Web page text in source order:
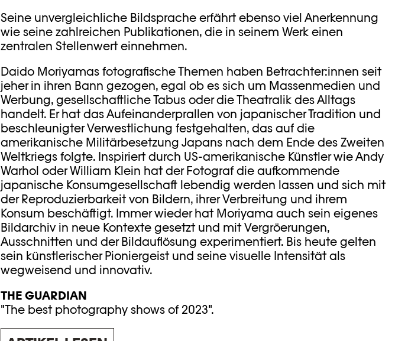
Seine unvergleichliche Bildsprache erfährt ebenso viel Anerkennung
wie seine zahlreichen Publikationen, die in seinem Werk einen
zentralen Stellenwert einnehmen.
Daido Moriyamas fotografische Themen haben Betrachter:innen seit
jeher in ihren Bann gezogen, egal ob es sich um Massenmedien und
Werbung, gesellschaftliche Tabus oder die Theatralik des Alltags
handelt. Er hat das Aufeinanderprallen von japanischer Tradition und
beschleunigter Verwestlichung festgehalten, das auf die
amerikanische Militärbesetzung Japans nach dem Ende des Zweiten
Weltkriegs folgte. Inspiriert durch US-amerikanische Künstler wie Andy
Warhol oder William Klein hat der Fotograf die aufkommende
japanische Konsumgesellschaft lebendig werden lassen und sich mit
der Reproduzierbarkeit von Bildern, ihrer Verbreitung und ihrem
Konsum beschäftigt. Immer wieder hat Moriyama auch sein eigenes
Bildarchiv in neue Kontexte gesetzt und mit Vergröerungen,
Ausschnitten und der Bildauflösung experimentiert. Bis heute gelten
sein künstlerischer Pioniergeist und seine visuelle Intensität als
wegweisend und innovativ.
THE GUARDIAN
"The best photography shows of 2023".